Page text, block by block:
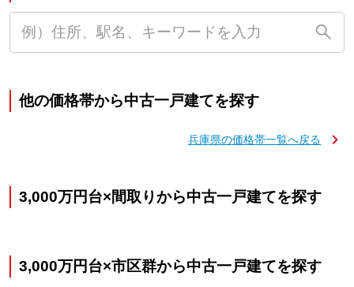
他の価格帯から中古一戸建てを探す
兵庫県の価格帯一覧へ戻る
3,000万円台×間取りから中古一戸建てを探す
3,000万円台×市区群から中古一戸建てを探す